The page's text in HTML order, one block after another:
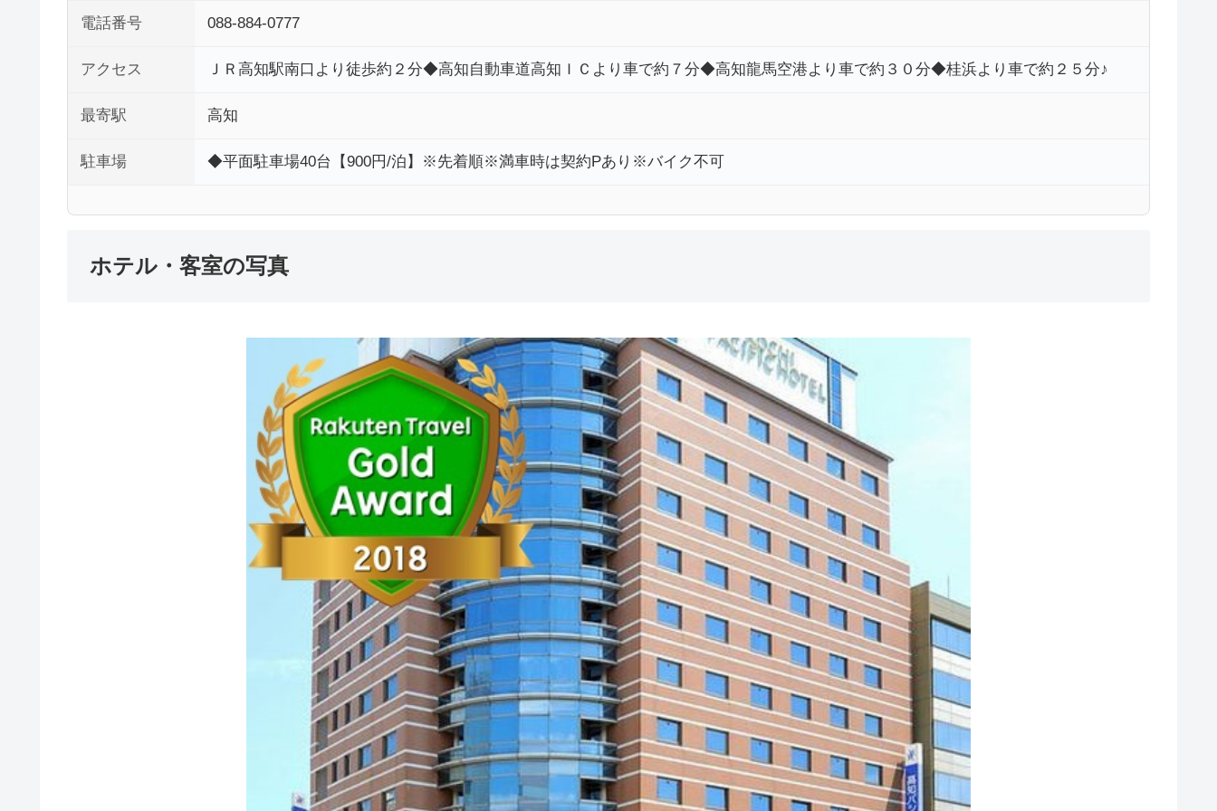
電話番号 088-884-0777
アクセス ＪＲ高知駅南口より徒歩約２分◆高知自動車道高知ＩＣより車で約７分◆高知龍馬空港より車で約３０分◆桂浜より車で約２５分♪
最寄駅 高知
駐車場 ◆平面駐車場40台【900円/泊】※先着順※満車時は契約Pあり※バイク不可
ホテル・客室の写真